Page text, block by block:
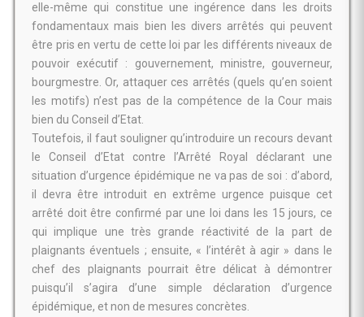
elle-même qui constitue une ingérence dans les droits
fondamentaux mais bien les divers arrêtés qui peuvent
être pris en vertu de cette loi par les différents niveaux de
pouvoir exécutif : gouvernement, ministre, gouverneur,
bourgmestre. Or, attaquer ces arrêtés (quels qu’en soient
les motifs) n’est pas de la compétence de la Cour mais
bien du Conseil d’Etat.
Toutefois, il faut souligner qu’introduire un recours devant
le Conseil d’Etat contre l’Arrêté Royal déclarant une
situation d’urgence épidémique ne va pas de soi : d’abord,
il devra être introduit en extrême urgence puisque cet
arrêté doit être confirmé par une loi dans les 15 jours, ce
qui implique une très grande réactivité de la part de
plaignants éventuels ; ensuite, « l’intérêt à agir » dans le
chef des plaignants pourrait être délicat à démontrer
puisqu’il s’agira d’une simple déclaration d’urgence
épidémique, et non de mesures concrètes.